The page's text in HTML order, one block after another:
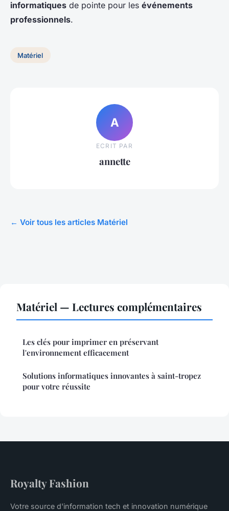
informatiques de pointe pour les événements
professionnels.
Matériel
A
ECRIT PAR
annette
← Voir tous les articles Matériel
Matériel — Lectures complémentaires
Les clés pour imprimer en préservant
l'environnement efficacement
Solutions informatiques innovantes à saint-tropez
pour votre réussite
Royalty Fashion
Votre source d'information tech et innovation numérique